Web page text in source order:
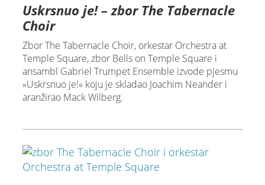
Uskrsnuo je! – zbor The Tabernacle
Choir
Zbor The Tabernacle Choir, orkestar Orchestra at
Temple Square, zbor Bells on Temple Square i
ansambl Gabriel Trumpet Ensemble izvode pjesmu
»Uskrsnuo je!« koju je skladao Joachim Neander i
aranžirao Mack Wilberg.